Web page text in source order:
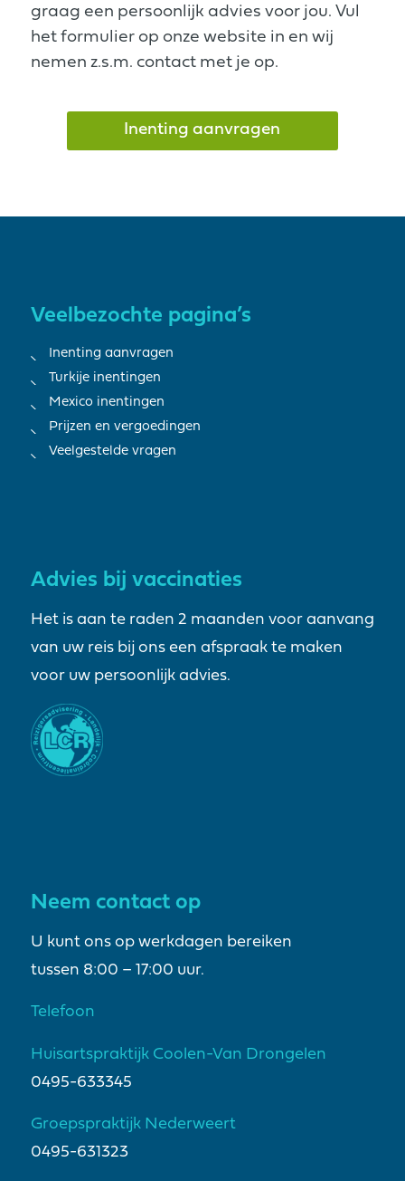
graag een persoonlijk advies voor jou. Vul
het formulier op onze website in en wij
nemen z.s.m. contact met je op.
Inenting aanvragen
Veelbezochte pagina’s
Inenting aanvragen
Turkije inentingen
Mexico inentingen
Prijzen en vergoedingen
Veelgestelde vragen
Advies bij vaccinaties
Het is aan te raden 2 maanden voor aanvang
van uw reis bij ons een afspraak te maken
voor uw persoonlijk advies.
Neem contact op
U kunt ons op werkdagen bereiken
tussen 8:00 – 17:00 uur.
Telefoon
Huisartspraktijk Coolen-Van Drongelen
0495-633345
Groepspraktijk Nederweert
0495-631323